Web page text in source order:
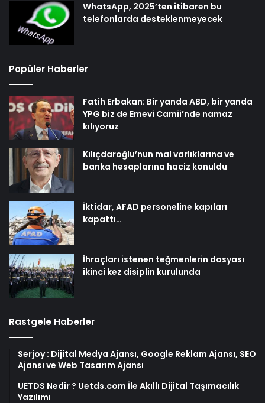
WhatsApp, 2025’ten itibaren bu
telefonlarda desteklenmeyecek
Popüler Haberler
Fatih Erbakan: Bir yanda ABD, bir yanda
YPG biz de Emevi Camii’nde namaz
kılıyoruz
Kılıçdaroğlu’nun mal varlıklarına ve
banka hesaplarına haciz konuldu
İktidar, AFAD personeline kapıları
kapattı…
İhraçları istenen teğmenlerin dosyası
ikinci kez disiplin kurulunda
Rastgele Haberler
Serjoy : Dijital Medya Ajansı, Google Reklam Ajansı, SEO
Ajansı ve Web Tasarım Ajansı
UETDS Nedir ? Uetds.com İle Akıllı Dijital Taşımacılık
Yazılımı